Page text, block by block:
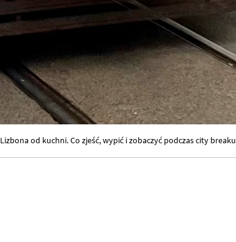
Lizbona od kuchni. Co zjeść, wypić i zobaczyć podczas city breaku